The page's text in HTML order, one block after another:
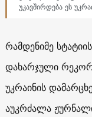
უკავშირდება ეს
რამდენიმე
დახარჯული
უკრაინის
აუკრძალა